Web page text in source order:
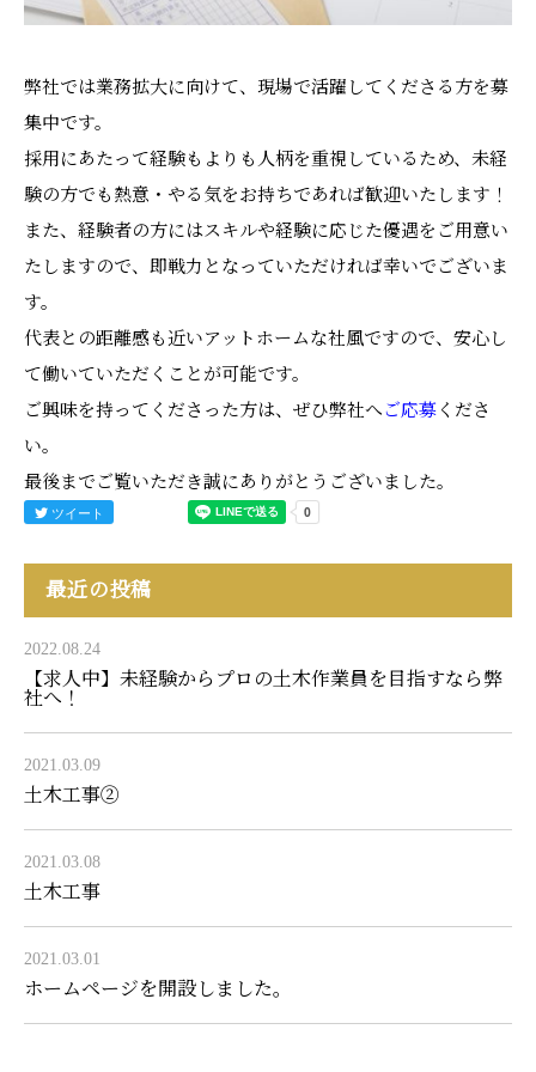
弊社では業務拡大に向けて、現場で活躍してくださる方を募
集中です。
採用にあたって経験もよりも人柄を重視しているため、未経
験の方でも熱意・やる気をお持ちであれば歓迎いたします！
また、経験者の方にはスキルや経験に応じた優遇をご用意い
たしますので、即戦力となっていただければ幸いでございま
す。
代表との距離感も近いアットホームな社風ですので、安心し
て働いていただくことが可能です。
ご興味を持ってくださった方は、ぜひ弊社へご応募 くださ
い。
最後までご覧いただき誠にありがとうございました。
ツイート
最近の投稿
2022.08.24
【求人中】未経験からプロの土木作業員を目指すなら弊
社へ！
2021.03.09
土木工事②
2021.03.08
土木工事
2021.03.01
ホームページを開設しました。